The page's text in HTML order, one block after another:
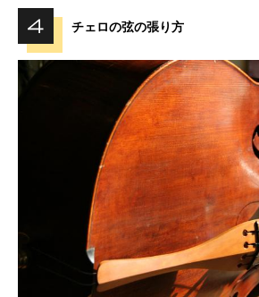
チェロの弦の張り方